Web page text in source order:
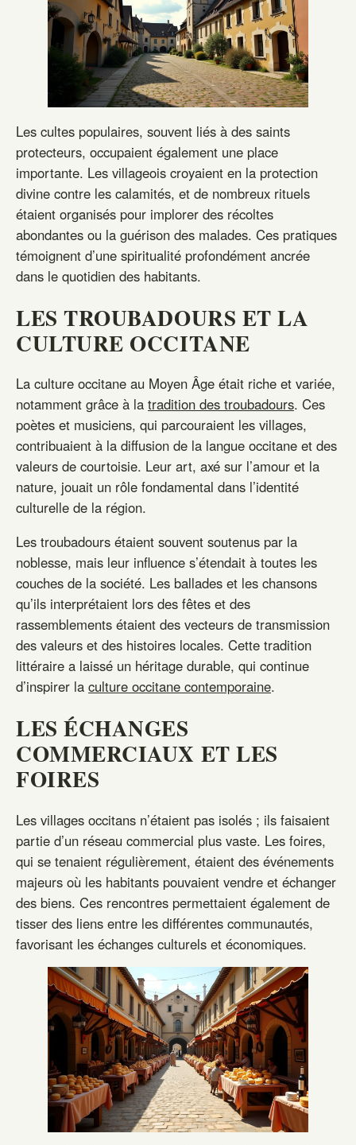
Les cultes populaires, souvent liés à des saints
protecteurs, occupaient également une place
importante. Les villageois croyaient en la protection
divine contre les calamités, et de nombreux rituels
étaient organisés pour implorer des récoltes
abondantes ou la guérison des malades. Ces pratiques
témoignent d’une spiritualité profondément ancrée
dans le quotidien des habitants.
LES TROUBADOURS ET LA
CULTURE OCCITANE
La culture occitane au Moyen Âge était riche et variée,
notamment grâce à la tradition des troubadours. Ces
poètes et musiciens, qui parcouraient les villages,
contribuaient à la diffusion de la langue occitane et des
valeurs de courtoisie. Leur art, axé sur l’amour et la
nature, jouait un rôle fondamental dans l’identité
culturelle de la région.
Les troubadours étaient souvent soutenus par la
noblesse, mais leur influence s’étendait à toutes les
couches de la société. Les ballades et les chansons
qu’ils interprétaient lors des fêtes et des
rassemblements étaient des vecteurs de transmission
des valeurs et des histoires locales. Cette tradition
littéraire a laissé un héritage durable, qui continue
d’inspirer la culture occitane contemporaine.
LES ÉCHANGES
COMMERCIAUX ET LES
FOIRES
Les villages occitans n’étaient pas isolés ; ils faisaient
partie d’un réseau commercial plus vaste. Les foires,
qui se tenaient régulièrement, étaient des événements
majeurs où les habitants pouvaient vendre et échanger
des biens. Ces rencontres permettaient également de
tisser des liens entre les différentes communautés,
favorisant les échanges culturels et économiques.